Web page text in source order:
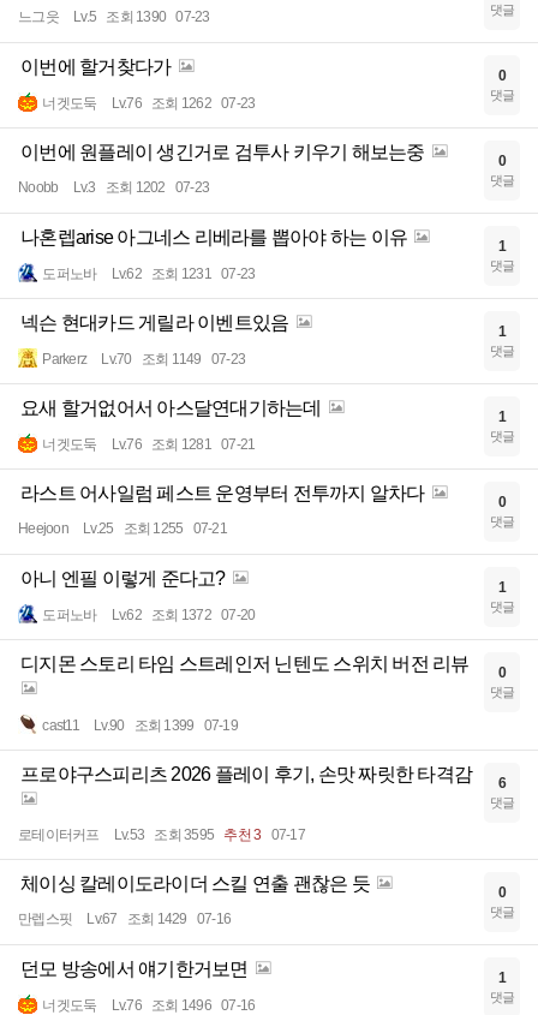
느그읏 Lv.5 조회 1390 07-23 댓글
이번에 할거찾다가
너겟도둑 Lv.76 조회 1262 07-23
0
댓글
이번에 원플레이 생긴거로 검투사 키우기 해보는중
Noobb Lv.3 조회 1202 07-23
0
댓글
나혼렙arise 아그네스 리베라를 뽑아야 하는 이유
도퍼노바 Lv.62 조회 1231 07-23
1
댓글
넥슨 현대카드 게릴라 이벤트있음
Parkerz Lv.70 조회 1149 07-23
1
댓글
요새 할거없어서 아스달연대기하는데
너겟도둑 Lv.76 조회 1281 07-21
1
댓글
라스트 어사일럼 페스트 운영부터 전투까지 알차다
Heejoon Lv.25 조회 1255 07-21
0
댓글
아니 엔필 이렇게 준다고?
도퍼노바 Lv.62 조회 1372 07-20
1
댓글
디지몬 스토리 타임 스트레인저 닌텐도 스위치 버전 리뷰
cast11 Lv.90 조회 1399 07-19
0
댓글
프로야구스피리츠 2026 플레이 후기, 손맛 짜릿한 타격감
로테이터커프 Lv.53 조회 3595 추천 3 07-17
6
댓글
체이싱 칼레이도라이더 스킬 연출 괜찮은 듯
만렙스핏 Lv.67 조회 1429 07-16
0
댓글
던모 방송에서 얘기한거보면
너겟도둑 Lv.76 조회 1496 07-16
1
댓글